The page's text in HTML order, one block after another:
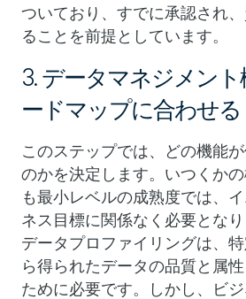
ついており、すでに承認され
ることを前提としています。
3. データマネジメント
ードマップに合わせる
このステップでは、どの機能
のかを決定します。いつくか
も最小レベルの成熟度では、
ネス目標に関係なく必要となり
データプロファイリングは、
ら得られたデータの品質と属
ために必要です。しかし、ビ